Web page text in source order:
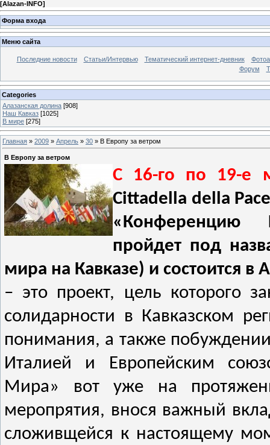
[Alazan-INFO]
Форма входа
Меню сайта
Последние новости Статьи/Интервью Тематический интернет-дневник
Форум
Categories
Алазанская долина [908]
Наш Кавказ [1025]
В мире [275]
Главная » 2009 » Апрель » 30 » В Европу за ветром
В Европу за ветром
С 16-го по 19-е
Cittadella della
«Конференцию
пройдет под
мира на Кавказе) и состоится в
– это проeкт, цель которого
солидарности в Кавказском
понимания, а также
Италией и Европейским
Мира» вот уже на
меропрятия, внося важный
сложивщейся к настоящему